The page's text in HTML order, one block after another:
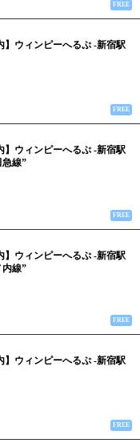
FREE
ウィンピーへるぷ -新宿駅
FREE
ウィンピーへるぷ -新宿駅
急線”
FREE
ウィンピーへるぷ -新宿駅
内線”
FREE
ウィンピーへるぷ -新宿駅
FREE